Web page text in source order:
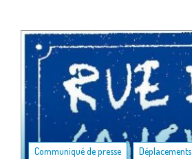
Communiqué de presse , Déplacements